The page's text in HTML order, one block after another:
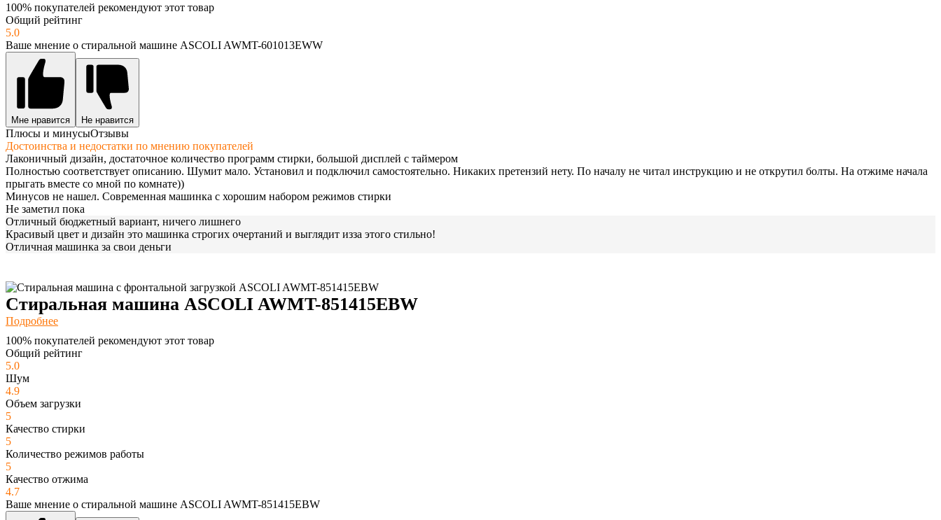
100% покупателей рекомендуют этот товар
Общий рейтинг
5.0
Ваше мнение о стиральной машине ASCOLI AWMT-601013EWW
Мне нравится Не нравится
Плюсы и минусыОтзывы
Достоинства и недостатки по мнению покупателей
Лаконичный дизайн, достаточное количество программ стирки, большой дисплей с таймером
Полностью соответствует описанию. Шумит мало. Установил и подключил самостоятельно. Никаких претензий нету. По началу не читал инструкцию и не открутил болты. На отжиме начала
прыгать вместе со мной по комнате))
Минусов не нашел. Современная машинка с хорошим набором режимов стирки
Не заметил пока
Отличный бюджетный вариант, ничего лишнего
Красивый цвет и дизайн это машинка строгих очертаний и выглядит изза этого стильно!
Отличная машинка за свои деньги
Стиральная машина ASCOLI AWMT-851415EBW
Подробнее
100% покупателей рекомендуют этот товар
Общий рейтинг
5.0
Шум
4.9
Объем загрузки
5
Качество стирки
5
Количество режимов работы
5
Качество отжима
4.7
Ваше мнение о стиральной машине ASCOLI AWMT-851415EBW